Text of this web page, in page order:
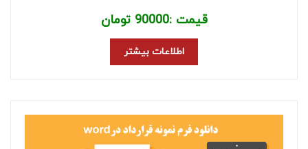
قیمت :90000 تومان
اطلاعات بیشتر